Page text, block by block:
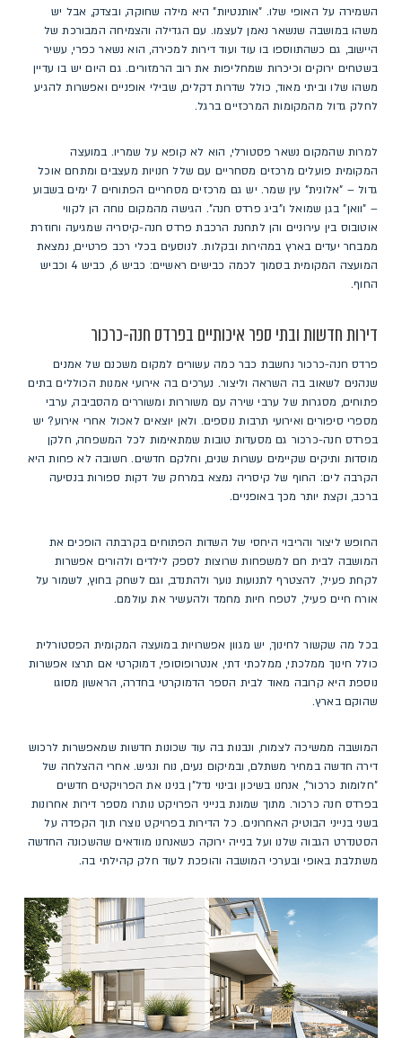
השמירה על האופי שלו. "אותנטיות" היא מילה שחוקה, ובצדק, אבל יש
משהו במושבה שנשאר נאמן לעצמו. עם הגדילה והצמיחה המבורכת של
היישוב, גם כשהתווספו בו עוד ועוד דירות למכירה, הוא נשאר כפרי, עשיר
בשטחים ירוקים וכיכרות שמחליפות את רוב הרמזורים. גם היום יש בו עדיין
משהו שלו וביתי מאוד, כולל שדרות דקלים, שבילי אופניים ואפשרות להגיע
לחלק גדול מהמקומות המרכזיים ברגל.
למרות שהמקום נשאר פסטורלי, הוא לא קופא על שמריו. במועצה
המקומית פועלים מרכזים מסחריים עם שלל חנויות מעצבים ומתחם אוכל
גדול – "אלונית" עין שמר. יש גם מרכזים מסחריים הפתוחים 7 ימים בשבוע
– "וואן" בגן שמואל ו"ביג פרדס חנה". הגישה מהמקום נוחה הן לקווי
אוטובוס בין עירוניים והן לתחנת הרכבת פרדס חנה-קיסריה שמגיעה וחוזרת
ממבחר יעדים בארץ במהירות ובקלות. לנוסעים בכלי רכב פרטיים, נמצאת
המועצה המקומית בסמוך לכמה כבישים ראשיים: כביש 6, כביש 4 וכביש
החוף.
דירות חדשות ובתי ספר איכותיים בפרדס חנה-כרכור
פרדס חנה-כרכור נחשבת כבר כמה עשורים למקום משכנם של אמנים
שנהנים לשאוב בה השראה וליצור. נערכים בה אירועי אמנות הכוללים בתים
פתוחים, מסגרות של ערבי שירה עם משוררות ומשוררים מהסביבה, ערבי
מספרי סיפורים ואירועי תרבות נוספים. ולאן יוצאים לאכול אחרי אירוע? יש
בפרדס חנה-כרכור גם מסעדות טובות שמתאימות לכל המשפחה, חלקן
מוסדות ותיקים שקיימים עשרות שנים, וחלקם חדשים. חשובה לא פחות היא
הקרבה לים: החוף של קיסריה נמצא במרחק של דקות ספורות בנסיעה
ברכב, וקצת יותר מכך באופניים.
החופש ליצור והריבוי היחסי של השדות הפתוחים בקרבתה הופכים את
המושבה לבית חם למשפחות שרוצות לספק לילדים ולהורים אפשרות
לקחת פעיל, להצטרף לתנועות נוער ולהתנדב, וגם לשחק בחוץ, לשמור על
אורח חיים פעיל, לטפח חיות מחמד ולהעשיר את עולמם.
בכל מה שקשור לחינוך, יש מגוון אפשרויות במועצה המקומית הפסטורלית
כולל חינוך ממלכתי, ממלכתי דתי, אנטרופוסופי, דמוקרטי אם תרצו אפשרות
נוספת היא קרובה מאוד לבית הספר הדמוקרטי בחדרה, הראשון מסוגו
שהוקם בארץ.
המושבה ממשיכה לצמוח, ונבנות בה עוד שכונות חדשות שמאפשרות לרכוש
דירה חדשה במחיר משתלם, ובמיקום נעים, נוח ונגיש. אחרי ההצלחה של
"חלומות כרכור", אנחנו בשיכון ובינוי נדל"ן בנינו את הפרויקטים חדשים
בפרדס חנה כרכור. מתוך שמונת בנייני הפרויקט נותרו מספר דירות אחרונות
בשני בנייני הבוטיק האחרונים. כל הדירות בפרויקט נוצרו תוך הקפדה על
הסטנדרט הגבוה שלנו ועל בנייה ירוקה כשאנחנו מוודאים שהשכונה החדשה
משתלבת באופי ובערכי המושבה והופכת לעוד חלק קהילתי בה.